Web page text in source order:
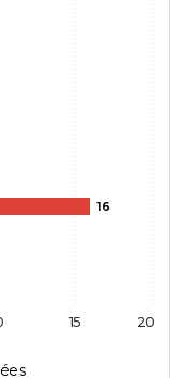
16
15 20